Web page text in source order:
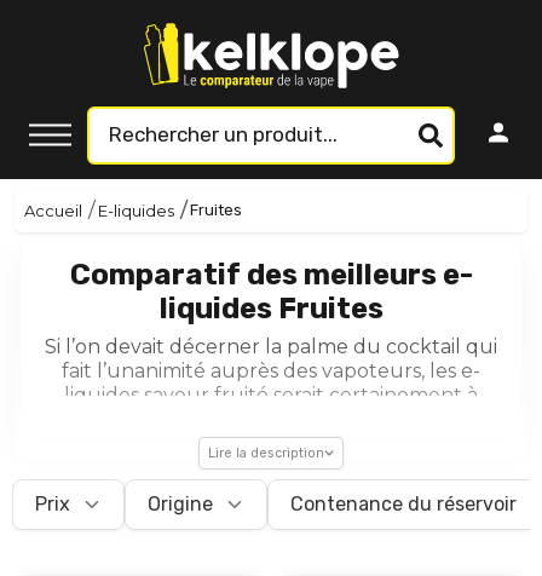
Accueil E-liquides Fruites
Comparatif des meilleurs e-
liquides Fruites
Si l’on devait décerner la palme du cocktail qui
fait l’unanimité auprès des vapoteurs, les e-
liquides saveur fruité serait certainement à
ou au contraire dérivés des meilleurs desserts,
ces derniers apportent la dose de fraîcheur et
de peps que nombreux recherchent. Ces
recettes exquises sont quasiment inlassables et
Lire la description
Prix Origine Contenance du réservoir